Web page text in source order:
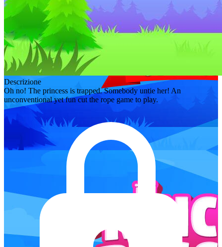
Descrizione
Oh no! The princess is trapped. Somebody untie her! An
unconventional yet fun cut the rope game to play.